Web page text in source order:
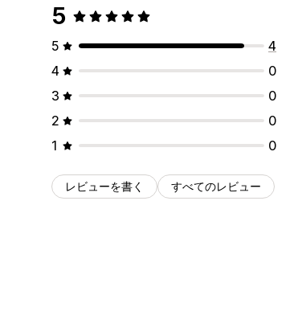
5
5
4
4
0
3
0
2
0
1
0
レビューを書く すべてのレビュー